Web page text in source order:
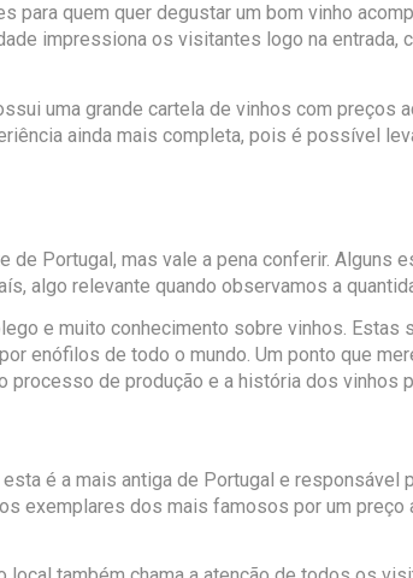
para quem quer degustar um bom vinho
impressiona os visitantes logo na entrada,
uma grande cartela de vinhos com preços
ainda mais completa, pois é possível
Portugal, mas vale a pena conferir. Alguns
algo relevante quando observamos a
e muito conhecimento sobre vinhos. Estas
enófilos de todo o mundo. Um ponto que
processo de produção e a história dos vinhos
é a mais antiga de Portugal e
exemplares dos mais famosos por um preço